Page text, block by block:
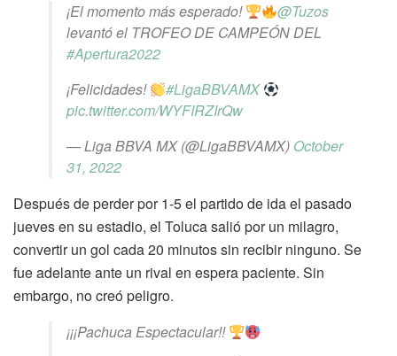
¡El momento más esperado!
@Tuzos
levantó el TROFEO DE CAMPEÓN DEL
#Apertura2022
¡Felicidades!
#LigaBBVAMX
pic.twitter.com/WYFIRZIrQw
— Liga BBVA MX (@LigaBBVAMX) October
31, 2022
Después de perder por 1-5 el partido de ida el pasado
jueves en su estadio, el Toluca salió por un milagro,
convertir un gol cada 20 minutos sin recibir ninguno. Se
fue adelante ante un rival en espera paciente. Sin
embargo, no creó peligro.
¡¡¡Pachuca Espectacular!!